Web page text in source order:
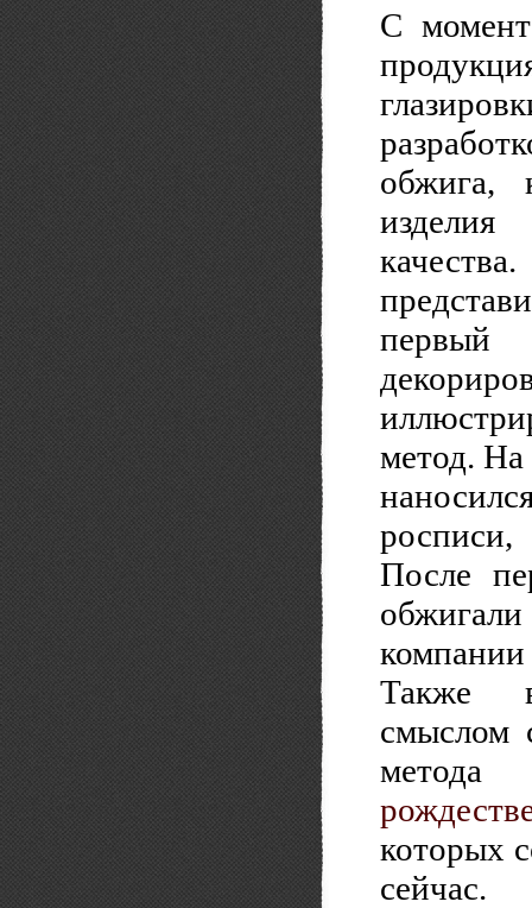
С
обжига,
изделия
первый
метод.
росписи,
После
Также
смыслом
метода
которых
сейчас.